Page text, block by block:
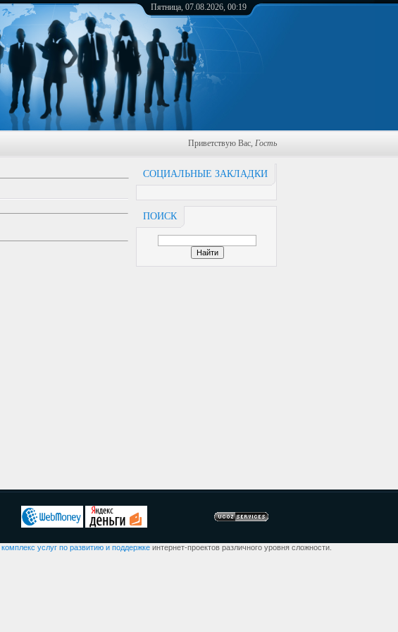
Пятница, 07.08.2026, 00:19
Приветствую Вас, Гость
СОЦИАЛЬНЫЕ ЗАКЛАДКИ
ПОИСК
комплекс услуг по развитию и поддержке интернет-проектов различного уровня сложности.